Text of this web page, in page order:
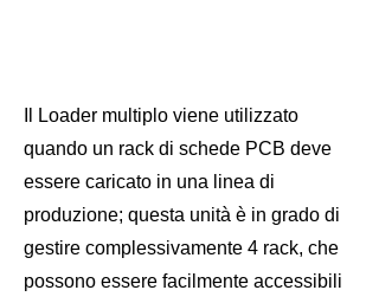
Il Loader multiplo viene utilizzato
quando un rack di schede PCB deve
essere caricato in una linea di
produzione; questa unità è in grado di
gestire complessivamente 4 rack, che
possono essere facilmente accessibili